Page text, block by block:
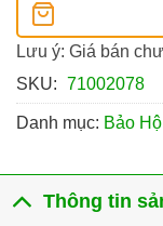
Lưu ý: Giá bán
SKU: 71002078
Danh mục: Bảo
Thông tin